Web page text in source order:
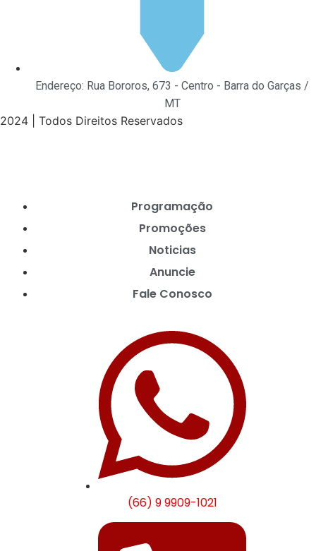
Endereço: Rua Bororos, 673 - Centro - Barra do Garças /
MT
2024 | Todos Direitos Reservados
Programação
Promoções
Noticias
Anuncie
Fale Conosco
(66) 9 9909-1021